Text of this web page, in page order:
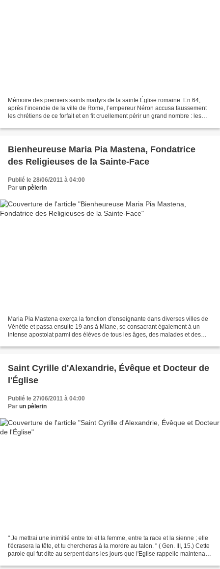
Mémoire des premiers saints martyrs de la sainte Église romaine. En 64,
après l’incendie de la ville de Rome, l’empereur Néron accusa faussement
les chrétiens de ce forfait et en fit cruellement périr un grand nombre : les
Bienheureuse Maria Pia Mastena, Fondatrice
des Religieuses de la Sainte-Face
Publié le 28/06/2011 à 04:00
Par un pèlerin
Maria Pia Mastena exerça la fonction d'enseignante dans diverses villes de
Vénétie et passa ensuite 19 ans à Miane, se consacrant également à un
intense apostolat parmi des élèves de tous les âges, des malades et des
Saint Cyrille d'Alexandrie, Évêque et Docteur de
l'Église
Publié le 27/06/2011 à 04:00
Par un pèlerin
" Je mettrai une inimitié entre toi et la femme, entre ta race et la sienne ; elle
t'écrasera la tête, et tu chercheras à la mordre au talon. " ( Gen. III, 15.) Cette
parole qui fut dite au serpent dans les jours que l'Eglise rappelle maintenant